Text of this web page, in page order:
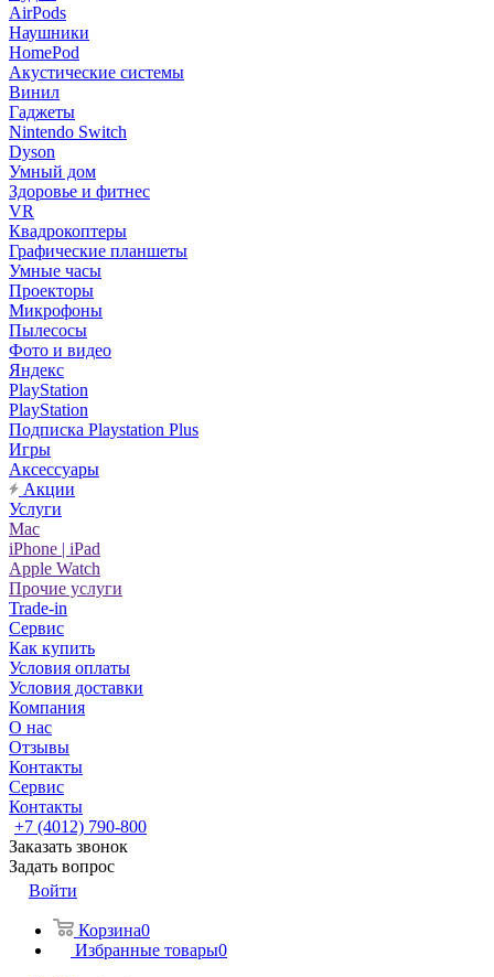
AirPods
Наушники
HomePod
Акустические системы
Винил
Гаджеты
Nintendo Switch
Dyson
Умный дом
Здоровье и фитнес
VR
Квадрокоптеры
Графические планшеты
Умные часы
Проекторы
Микрофоны
Пылесосы
Фото и видео
Яндекс
PlayStation
PlayStation
Подписка Playstation Plus
Игры
Аксессуары
Акции
Услуги
Mac
iPhone | iPad
Apple Watch
Прочие услуги
Trade-in
Сервис
Как купить
Условия оплаты
Условия доставки
Компания
О нас
Отзывы
Контакты
Сервис
Контакты
+7 (4012) 790-800
Заказать звонок
Задать вопрос
Войти
Корзина0
Избранные товары0